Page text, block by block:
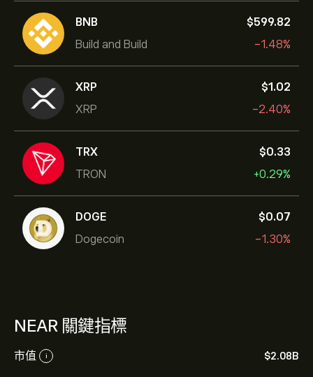
BNB
Build and Build
‎$‎599.82
-1.48%
XRP
XRP
‎$‎1.02
-2.40%
TRX
TRON
‎$‎0.33
+0.29%
DOGE
Dogecoin
‎$‎0.07
-1.30%
NEAR 關鍵指標
市值 i ‎$‎2.08B